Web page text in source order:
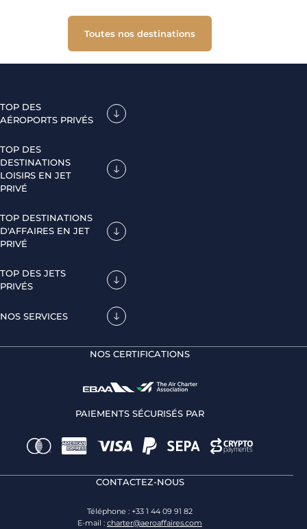
Toutes nos destinations
TOP DES
AÉROPORTS PRIVÉS
TOP DES
DESTINATIONS
LOISIRS EN JET
PRIVÉ
TOP DESTINATIONS
D'AFFAIRES EN JET
PRIVÉ
TOP DES JETS
PRIVÉS
NOS SERVICES
NOS CERTIFICATIONS
PAIEMENTS SÉCURISÉS PAR
CONTACTEZ-NOUS
Téléphone : +33 1 44 09 91 82
E-mail : charter@aeroaffaires.com